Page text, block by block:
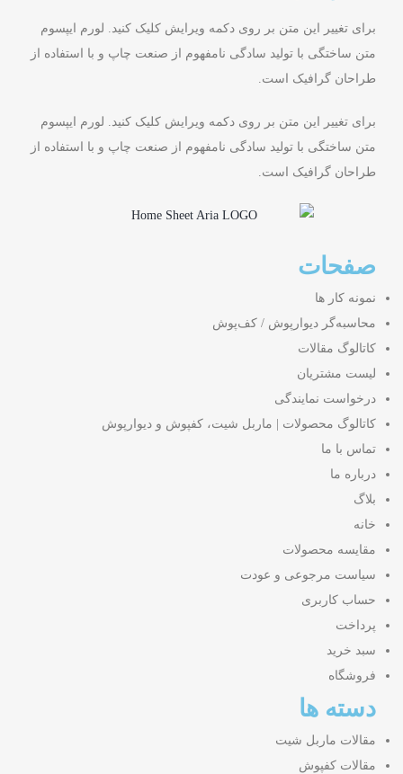
برای تغییر این متن بر روی دکمه ویرایش کلیک کنید. لورم ایپسوم
متن ساختگی با تولید سادگی نامفهوم از صنعت چاپ و با استفاده از
طراحان گرافیک است.
برای تغییر این متن بر روی دکمه ویرایش کلیک کنید. لورم ایپسوم
متن ساختگی با تولید سادگی نامفهوم از صنعت چاپ و با استفاده از
طراحان گرافیک است.
صفحات
نمونه کار ها
محاسبه‌گر دیوارپوش / کف‌پوش
کاتالوگ مقالات
لیست مشتریان
درخواست نمایندگی
کاتالوگ محصولات | ماربل شیت، کفپوش و دیوارپوش
تماس با ما
درباره ما
بلاگ
خانه
مقایسه محصولات
سیاست مرجوعی و عودت
حساب کاربری
پرداخت
سبد خرید
فروشگاه
دسته ها
مقالات ماربل شیت
مقالات کفپوش